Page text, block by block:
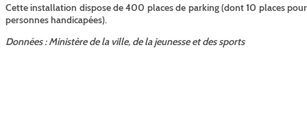
Cette installation dispose de 400 places de parking (dont 10 places pour
personnes handicapées).
Données : Ministère de la ville, de la jeunesse et des sports